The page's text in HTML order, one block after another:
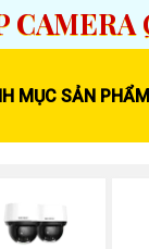
CAMERA
MỤC SẢN PHẨM